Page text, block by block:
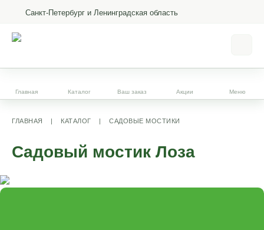
Санкт-Петербург и Ленинградская область
Главная Каталог Ваш заказ Акции Меню
ГЛАВНАЯ | КАТАЛОГ | САДОВЫЕ МОСТИКИ
Садовый мостик Лоза